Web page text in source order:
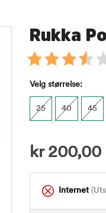
Rukka
Velg størrelse:
25 40 45
kr 200,00
Internet